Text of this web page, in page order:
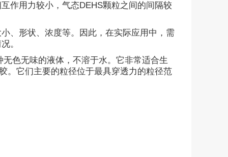
作用力较小，气态DEHS颗粒之间的间隔较
、形状、浓度等。因此，在实际应用中，需
。
色无味的液体，不溶于水。它非常适合生
。它们主要的粒径位于最具穿透力的粒径范